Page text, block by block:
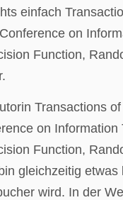
einfach
on
Function,
Transactions
on Information
Function,
gleichzeitig etwas
wird. In der